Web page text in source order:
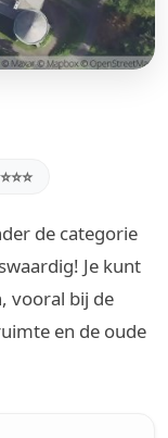
de categorie
Je kunt
vooral bij de
en de oude